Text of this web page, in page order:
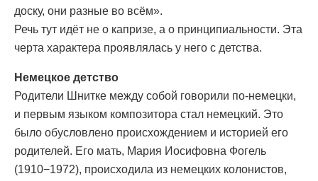
доску, они разные во всём».
Речь тут идёт не о капризе, а о принципиальности. Эта
черта характера проявлялась у него с детства.
Немецкое детство
Родители Шнитке между собой говорили по-немецки,
и первым языком композитора стал немецкий. Это
было обусловлено происхождением и историей его
родителей. Его мать, Мария Иосифовна Фогель
(1910−1972), происходила из немецких колонистов,